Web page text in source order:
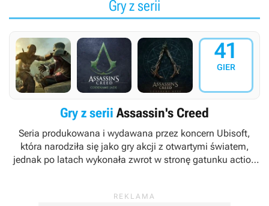
Gry z serii
41
GIER
Gry z serii Assassin's Creed
Seria produkowana i wydawana przez koncern Ubisoft,
która narodziła się jako gry akcji z otwartymi światem,
jednak po latach wykonała zwrot w stronę gatunku action
Raymond oraz Corey May.